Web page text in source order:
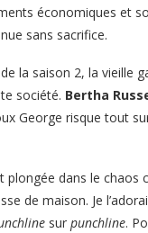
économiques et
sans sacrifice.
la saison 2, la vieille
société. Bertha
George risque tout
plongée dans le chaos
de maison. Je
sur punchline.